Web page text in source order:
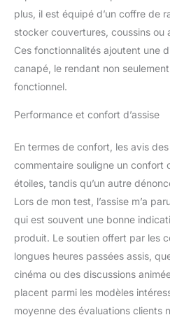
plus, il est équipé d’un coffre de
stocker couvertures, coussins ou
Ces fonctionnalités ajoutent une
canapé, le rendant non
fonctionnel.
Performance et confort d’assise
En termes de confort, les avis
commentaire souligne un confort
étoiles, tandis qu’un autre
Lors de mon test, l’assise m’a
qui est souvent une bonne
produit. Le soutien offert par les
longues heures passées assis,
cinéma ou des discussions
placent parmi les modèles
moyenne des évaluations clients